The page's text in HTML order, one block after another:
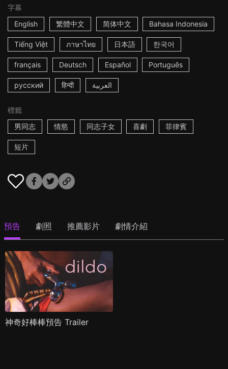
字幕
English
繁體中文 简体中文 Bahasa Indonesia
Tiếng Việt ภาษาไทย 日本語 한국어
français Deutsch Español Português
русский हिन्दी العربية
標籤
男同志
情慾 同志子女 喜劇 菲律賓
短片
預告 劇照 推薦影片 劇情介紹
神奇好棒棒預告 Trailer